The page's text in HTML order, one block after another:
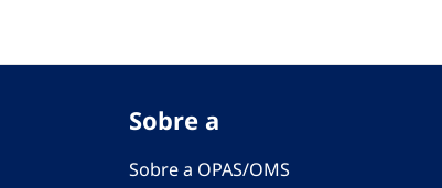
Sobre a
Sobre a OPAS/OMS